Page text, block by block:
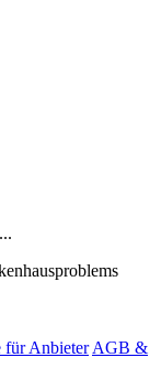
für Anbieter AGB &